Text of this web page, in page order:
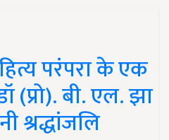
परंपरा के एक
बी. एल. झा
श्रद्धांजलि